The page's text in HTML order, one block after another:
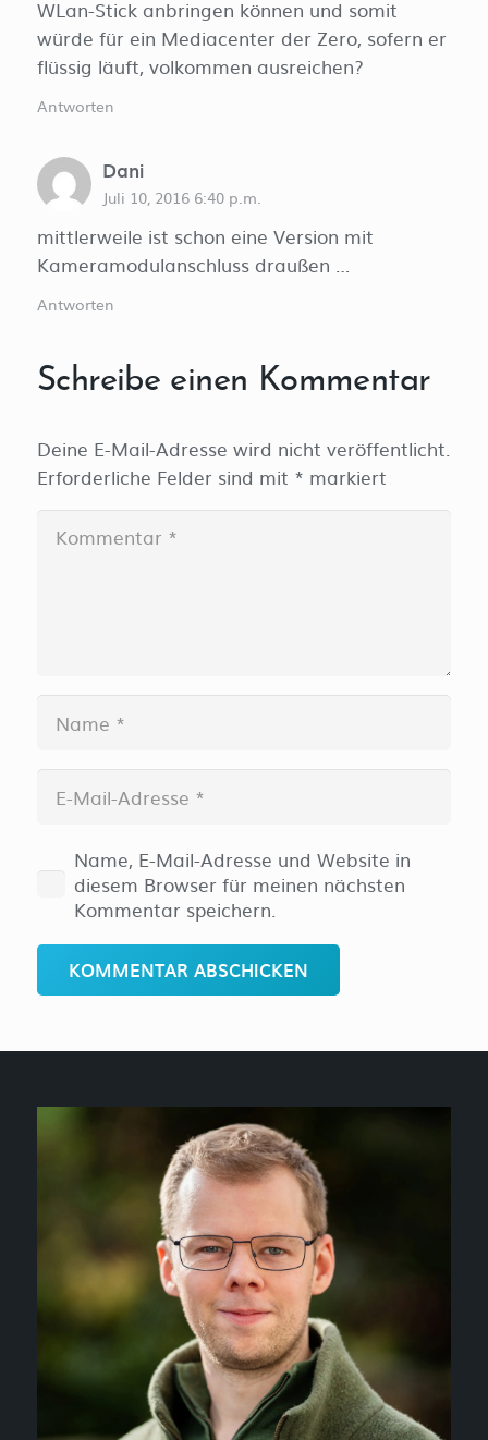
WLan-Stick anbringen können und somit
würde für ein Mediacenter der Zero, sofern er
flüssig läuft, volkommen ausreichen?
Antworten
Dani
Juli 10, 2016 6:40 p.m.
mittlerweile ist schon eine Version mit
Kameramodulanschluss draußen …
Antworten
Schreibe einen Kommentar
Deine E-Mail-Adresse wird nicht veröffentlicht.
Erforderliche Felder sind mit * markiert
Name, E-Mail-Adresse und Website in
diesem Browser für meinen nächsten
Kommentar speichern.
KOMMENTAR ABSCHICKEN